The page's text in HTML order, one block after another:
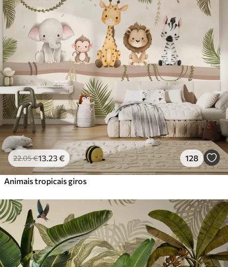
Standard
27.00 €/m²
Premium
56.6734.00€/m²
Vinil Premium
65.0039.00€/m²
Peel and Stick
81.6749.00€/m²
22.05€13 .23€ 128
Animais tropicais giros